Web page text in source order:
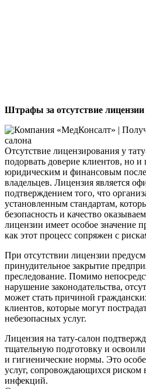
Штрафы за отсутствие лицензии
Отсутствие лицензирования у
подорвать доверие клиентов, но и
юридическим и финансовым
владельцев. Лицензия является
подтверждением того, что
установленным стандартам,
безопасность и качество
лицензии имеет особое значение
как этот процесс сопряжен с
При отсутствии лицензии
принудительное закрытие
преследование. Помимо
нарушение законодательства,
может стать причиной
клиентов, которые могут
небезопасных услуг.
Лицензия на тату-салон
тщательную подготовку и
и гигиенические нормы. Это
услуг, сопровождающихся риском
инфекций.